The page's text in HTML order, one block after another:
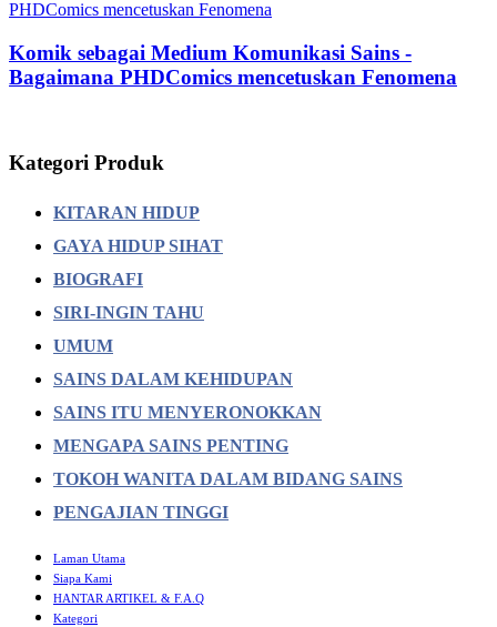
Komik sebagai Medium Komunikasi Sains -
Bagaimana PHDComics mencetuskan Fenomena
Kategori Produk
KITARAN HIDUP
GAYA HIDUP SIHAT
BIOGRAFI
SIRI-INGIN TAHU
UMUM
SAINS DALAM KEHIDUPAN
SAINS ITU MENYERONOKKAN
MENGAPA SAINS PENTING
TOKOH WANITA DALAM BIDANG SAINS
PENGAJIAN TINGGI
Laman Utama
Siapa Kami
HANTAR ARTIKEL & F.A.Q
Kategori